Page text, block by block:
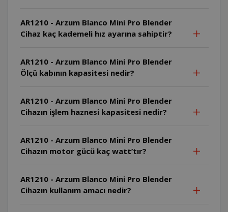
AR1210 - Arzum Blanco Mini Pro Blender
Cihaz kaç kademeli hız ayarına sahiptir?
AR1210 - Arzum Blanco Mini Pro Blender
Ölçü kabının kapasitesi nedir?
AR1210 - Arzum Blanco Mini Pro Blender
Cihazın işlem haznesi kapasitesi nedir?
AR1210 - Arzum Blanco Mini Pro Blender
Cihazın motor gücü kaç watt’tır?
AR1210 - Arzum Blanco Mini Pro Blender
Cihazın kullanım amacı nedir?